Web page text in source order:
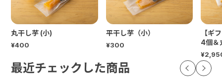
丸干し芋 (小)
¥400
平干し芋（小）
¥300
【ギ
4個＆
最近チェックした商品